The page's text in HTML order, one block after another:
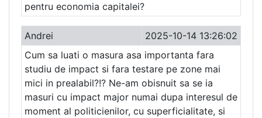
pentru economia capitalei?
Andrei
2025-10-14 13:26:02
Cum sa luati o masura asa importanta fara
studiu de impact si fara testare pe zone mai
mici in prealabil?!? Ne-am obisnuit sa se ia
masuri cu impact major numai dupa interesul de
moment al politicienilor, cu superficialitate, si